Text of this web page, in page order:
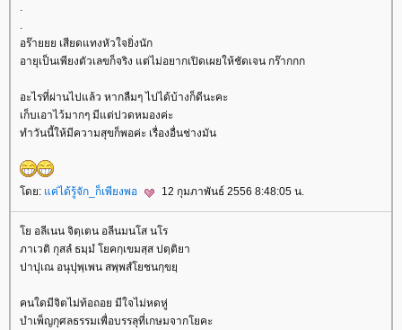
.
.
อร๊ายยย เสียดแทงหัวใจยิ่งนัก
อายุเป็นเพียงตัวเลขก็จริง แต่ไม่อยากเปิดเผยให้ชัดเจน กร๊ากกก
อะไรที่ผ่านไปแล้ว หากลืมๆ ไปได้บ้างก็ดีนะคะ
เก็บเอาไว้มากๆ มีแต่ปวดหมองค่ะ
ทำวันนี้ให้มีความสุขก็พอค่ะ เรื่องอื่นช่างมัน
ดย: ค่ได้รู้จัก_ก็เพียงพอ 12 กุมภาพันธ์ 2556 8:48:05 น.
อลีเนน จิตฺเตน อลีนมนโส นโร
ภาเวติ กุสลํ ธมฺมํ โยคกฺเขมสฺส ปตฺติยา
ปาปุเณ อนุปุพฺเพน สพฺพสํโยชนกฺขยฺ
คนใดมีจิตไม่ท้อถอย มีใจไม่หดหู่
บำเพ็ญกุศลธรรมเพื่อบรรลุที่เกษมจากโยคะ